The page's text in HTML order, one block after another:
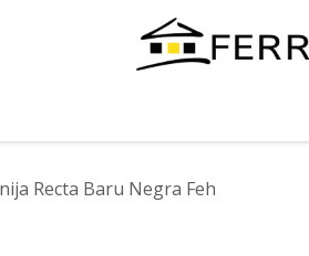
Recta Baru Negra Feh